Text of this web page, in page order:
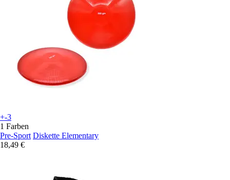
+-3
1 Farben
Pre-Sport Diskette Elementary
18,49 €